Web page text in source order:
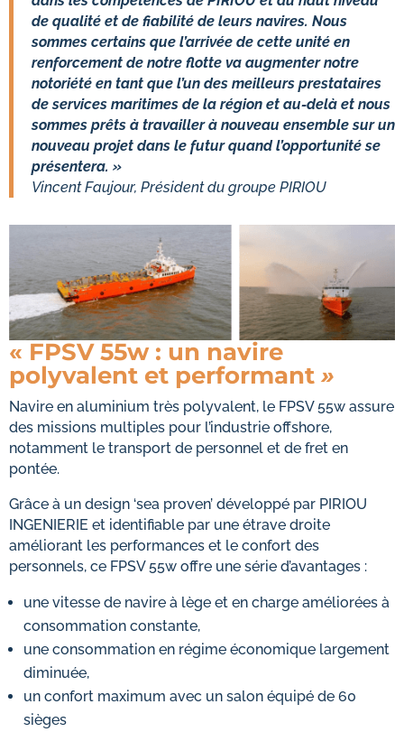
de qualité et de fiabilité de leurs navires. Nous
sommes certains que l’arrivée de cette unité en
renforcement de notre flotte va augmenter notre
notoriété en tant que l’un des meilleurs prestataires
de services maritimes de la région et au-delà et nous
sommes prêts à travailler à nouveau ensemble sur un
nouveau projet dans le futur quand l’opportunité se
présentera. »
Vincent Faujour, Président du groupe PIRIOU
« FPSV 55w : un navire
polyvalent et performant »
Navire en aluminium très polyvalent, le FPSV 55w assure
des missions multiples pour l’industrie offshore,
notamment le transport de personnel et de fret en
pontée.
Grâce à un design ‘sea proven’ développé par PIRIOU
INGENIERIE et identifiable par une étrave droite
améliorant les performances et le confort des
personnels, ce FPSV 55w offre une série d’avantages :
une vitesse de navire à lège et en charge améliorées à
consommation constante,
une consommation en régime économique largement
diminuée,
un confort maximum avec un salon équipé de 60
sièges